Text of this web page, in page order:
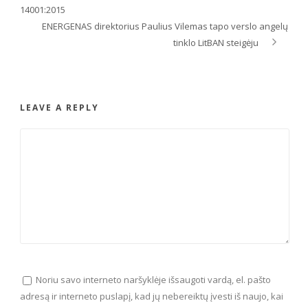
14001:2015
ENERGENAS direktorius Paulius Vilemas tapo verslo angelų
tinklo LitBAN steigėju
LEAVE A REPLY
Noriu savo interneto naršyklėje išsaugoti vardą, el. pašto
adresą ir interneto puslapį, kad jų nebereiktų įvesti iš naujo, kai